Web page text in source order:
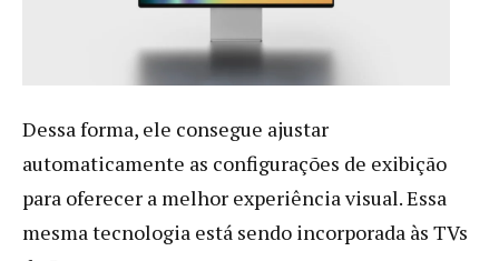
Dessa forma, ele consegue ajustar
automaticamente as configurações de exibição
para oferecer a melhor experiência visual. Essa
mesma tecnologia está sendo incorporada às TVs